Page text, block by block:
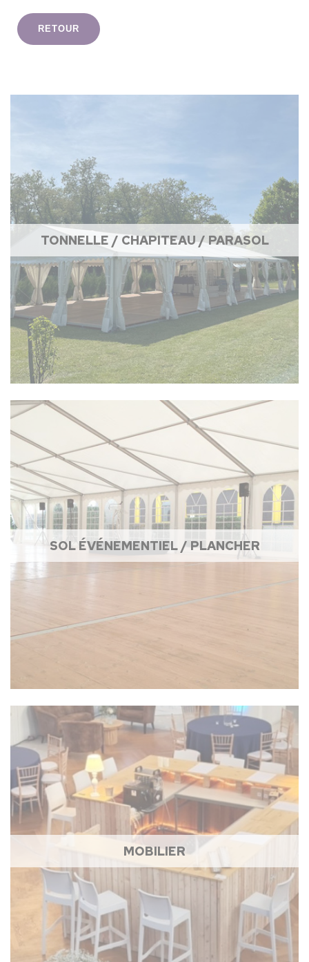
RETOUR
TONNELLE / CHAPITEAU / PARASOL
SOL ÉVÉNEMENTIEL / PLANCHER
MOBILIER